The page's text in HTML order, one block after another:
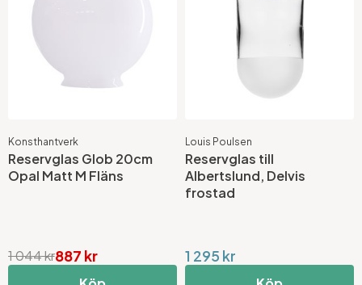
Konsthantverk
Reservglas Glob 20cm
Opal Matt M Fläns
887 kr
1 044 kr
Louis Poulsen
Reservglas till
Albertslund, Delvis
frostad
1 295 kr